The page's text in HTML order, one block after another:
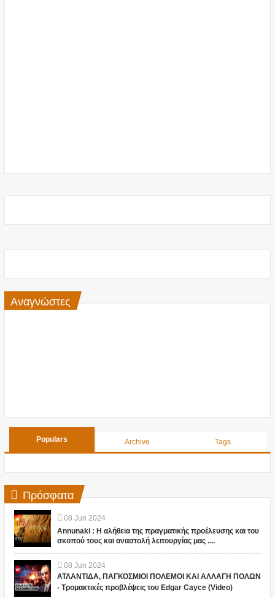
Αναγνώστες
Populars Archive Tags
Πρόσφατα
08 Jun 2024
Annunaki : Η αλήθεια της πραγματικής προέλευσης και του
σκοπού τους και αναστολή λειτουργίας μας ....
08 Jun 2024
ΑΤΛΑΝΤΙΔΑ, ΠΑΓΚΟΣΜΙΟΙ ΠΟΛΕΜΟΙ ΚΑΙ ΑΛΛΑΓΗ ΠΟΛΩΝ
- Τρομακτικές προβλέψεις του Edgar Cayce (Video)